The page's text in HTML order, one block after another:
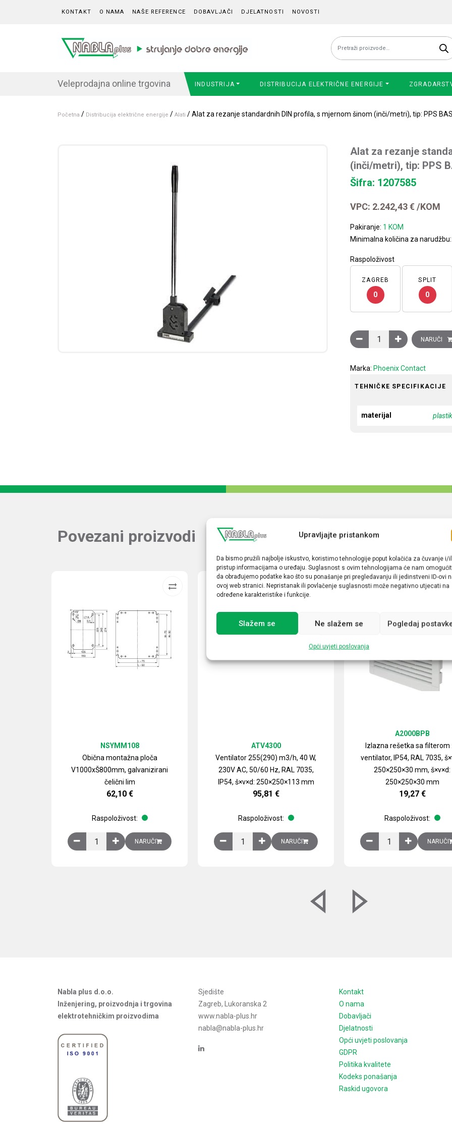
Upravljajte pristankom
Da bismo pružili najbolje iskustvo, koristimo tehnologije poput kolačića za čuvanje i/
pristup informacijama o uređaju. Suglasnost s ovim tehnologijama će nam
da obrađujemo podatke kao što su ponašanje pri pregledavanju ili jedinstveni ID-ovi
ovoj web stranici. Nepristanak ili povlačenje suglasnosti može negativno utjecati na
određene karakteristike i funkcije.
Slažem se Ne slažem se Pogledaj
Opći uvjeti poslovanja
KONTAKT O NAMA NAŠE REFERENCE DOBAVLJAČI DJELATNOSTI NOVOSTI
Pretraži:
Veleprodajna online trgovina INDUSTRIJA DISTRIBUCIJA ELEKTRIČNE ENERGIJE
Početna / Distribucija električne energije / Alati / Alat za rezanje standardnih DIN profila, s mjernom šinom (inči/metri), tip: PPS
Alat za rezanje
(inči/metri), tip: PPS
Šifra: 1207585
VPC: 2.242,43€ /KOM
Pakiranje: 1 KOM
Minimalna količina za narudžbu:
Raspoloživost
ZAGREB
0
SPLIT
0
Alat za rezanje NARUČI
Marka: Phoenix Contact
TEHNIČKE SPECIFIKACIJE
materijal
Povezani proizvodi
Obična montažna ploča
V1000xŠ800mm, galvanizirani
čelični lim
NSYMM108
62,10 €
Raspoloživost:
Obična montažna ploča V1000xŠ800mm, galvanizirani čelični lim količina
NARUČI
Ventilator 255(290) m3/h, 40 W,
230V AC, 50/60 Hz, RAL 7035,
IP54, š×v×d: 250×250×113 mm
ATV4300
95,81 €
Raspoloživost:
Ventilator 255(290) m3/h, 40 W, 230V AC, 50/60 Hz, RAL 7035,
NARUČI
Izlazna rešetka sa filterom
ventilator, IP54, RAL 7035,
250×250×30 mm, š×v×d:
250×250×30 mm
A2000BPB
19,27 €
Raspoloživost:
Izlazna rešetka saNARUČI
Nabla plus d.o.o.
Inženjering, proizvodnja i trgovina
elektrotehničkim proizvodima
Sjedište
Zagreb, Lukoranska 2
www.nabla-plus.hr
nabla@nabla-plus.hr
Kontakt
O nama
Dobavljači
Djelatnosti
Opći uvjeti poslovanja
GDPR
Politika kvalitete
Kodeks ponašanja
Raskid ugovora